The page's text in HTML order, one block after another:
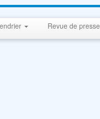
Revue de presse